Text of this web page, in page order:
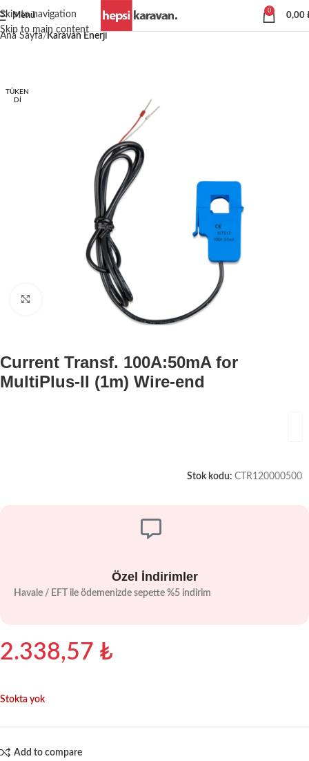
Skip to navigation
Skip to main content
Menü
0
0,00
Ana Sayfa Karavan Enerji
TÜKEN
DI
Büyütmek için tıklayın
Current Transf. 100A:50mA for
MultiPlus-II (1m) Wire-end
Stok kodu: CTR120000500
Özel İndirimler
Havale / EFT ile ödemenizde sepette %5 indirim
2.338,57 ₺
Stokta yok
Add to compare